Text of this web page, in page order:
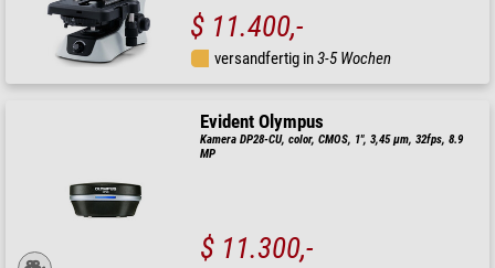
$ 11.400,-
versandfertig in3-5 Wochen
Evident Olympus
Kamera DP28-CU, color, CMOS, 1", 3,45 µm, 32fps, 8.9
MP
$ 11.300,-